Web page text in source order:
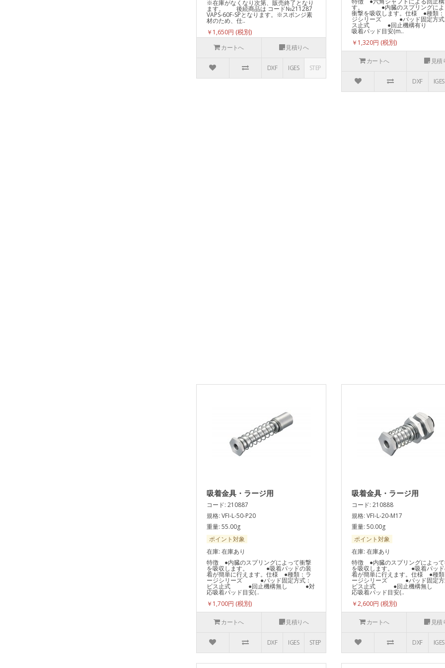
※在庫がなくなり次第、販売終了となり
ます。 後続商品は コード№211287
VAPS-60F-SPとなります。※スポンジ素
材のため、仕..
￥1,650円
カートへ
見積りへ
DXF IGES STEP
す。 ●内臓のスプリングによ
衝撃を吸収します。仕様 ●種類
ジシリーズ ●パッド固定方式
ス止式 ●回止機構有り ●
吸着パッド目安(m..
￥1,320円
カートへ 見積
DXF IGES
吸着金具・ラージ用
コード: 210887
規格: VFI-L-50-P20
重量: 55.00g
ポイント対象
在庫: 在庫あり
特徴 ●内臓のスプリングによって衝撃
を吸収します。 ●吸着パッドの装
着が簡単に行えます。仕様 ●種類：ラ
ージシリーズ ●パッド固定方式：
ビス止式 ●回止機構無し ●対
応吸着パッド目安(..
￥1,700円
カートへ 見積りへ
DXF IGES STEP
吸着金具・ラージ用
コード: 210888
規格: VFI-L-20-M17
重量: 50.00g
ポイント対象
在庫: 在庫あり
特徴 ●内臓のスプリングによっ
を吸収します。 ●吸着パッド
着が簡単に行えます。仕様 ●種
ージシリーズ ●パッド固定方
ビス止式 ●回止機構無
応吸着パッド目安(..
￥2,600円
カートへ 見積
DXF IGES